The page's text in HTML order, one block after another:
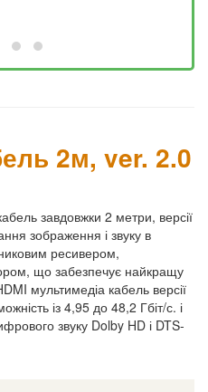
2м, ver. 2.0
завдовжки 2 метри, версії
зображення і звуку в
ресивером,
що забезпечує найкращу
мультимедіа кабель версії
із 4,95 до 48,2 Гбіт/с. і
звуку Dolby HD і DTS-